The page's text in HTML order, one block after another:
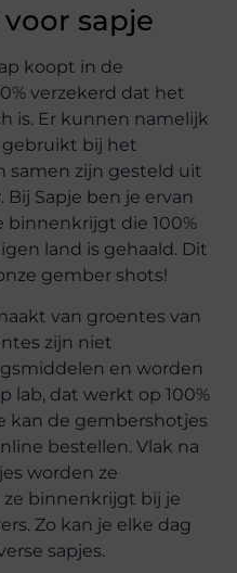
sapje
koopt in de
verzekerd dat het
is. Er kunnen namelijk
bij het
samen zijn gesteld uit
Sapje ben je ervan
binnenkrijgt die 100%
land is gehaald. Dit
gember shots!
van groentes van
zijn niet
en worden
lab, dat werkt op 100%
kan de gembershotjes
bestellen. Vlak na
worden ze
binnenkrijgt bij je
Zo kan je elke dag
sapjes.